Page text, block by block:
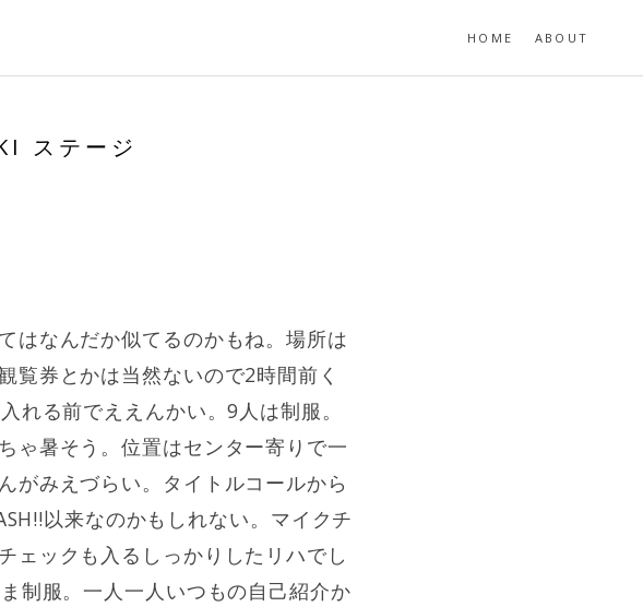
HOME ABOUT
ステージ
はなんだか似てるのかもね。場所は
覧券とかは当然ないので2時間前く
れる前でええんかい。9人は制服。
ゃ暑そう。位置はセンター寄りで一
がみえづらい。タイトルコールから
以来なのかもしれない。マイクチ
ェックも入るしっかりしたリハでし
制服。一人一人いつもの自己紹介か